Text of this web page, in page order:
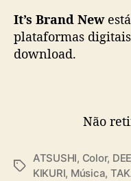
It’s Brand New
plataformas
download.
Não
T
ATSUSHI, Color,
KIKURI, Música,